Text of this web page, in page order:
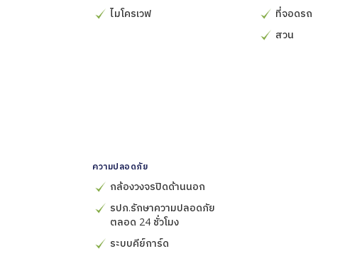
ไมโครเวฟ
ที่จอดรถ
สวน
ความปลอดภัย
กล้องวงจรปิดด้านนอก
รปภ.รักษาความปลอดภัย
ตลอด 24 ชั่วโมง
ระบบคีย์การ์ด